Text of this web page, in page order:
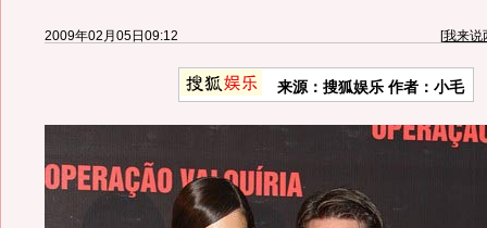
2009年02月05日09:12 [我来说
来源：搜狐娱乐 作者：小毛